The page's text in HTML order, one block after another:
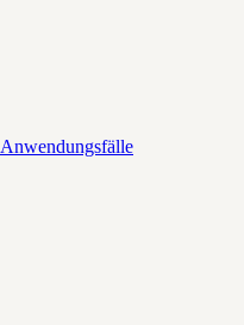
Anwendungsfälle